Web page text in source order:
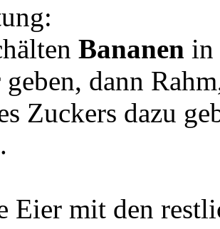
Bananen in
dann
Zuckers dazu
Eier mit den